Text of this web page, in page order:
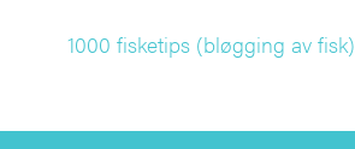
1000 fisketips (bløgging av fisk)